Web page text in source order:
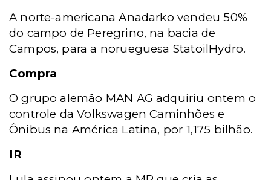
A norte-americana Anadarko vendeu 50%
do campo de Peregrino, na bacia de
Campos, para a norueguesa StatoilHydro.
Compra
O grupo alemão MAN AG adquiriu ontem o
controle da Volkswagen Caminhões e
Ônibus na América Latina, por 1,175 bilhão.
IR